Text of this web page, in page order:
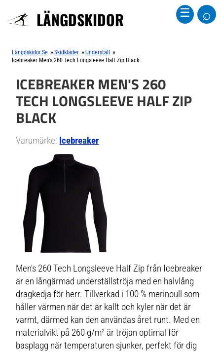
LÄNGDSKIDOR ☰ ⌕
Längdskidor.se »Skidkläder »Underställ »
Icebreaker Men's 260 Tech Longsleeve Half Zip Black
ICEBREAKER MEN'S 260
TECH LONGSLEEVE HALF ZIP
BLACK
Varumärke: Icebreaker
Men's 260 Tech Longsleeve Half Zip från Icebreaker
är en långärmad underställströja med en halvlång
dragkedja för herr. Tillverkad i 100 % merinoull som
håller värmen när det är kallt och kyler när det är
varmt, därmed kan den användas året runt. Med en
materialvikt på 260 g/m² är tröjan optimal för
basplagg när temperaturen sjunker, perfekt för dig